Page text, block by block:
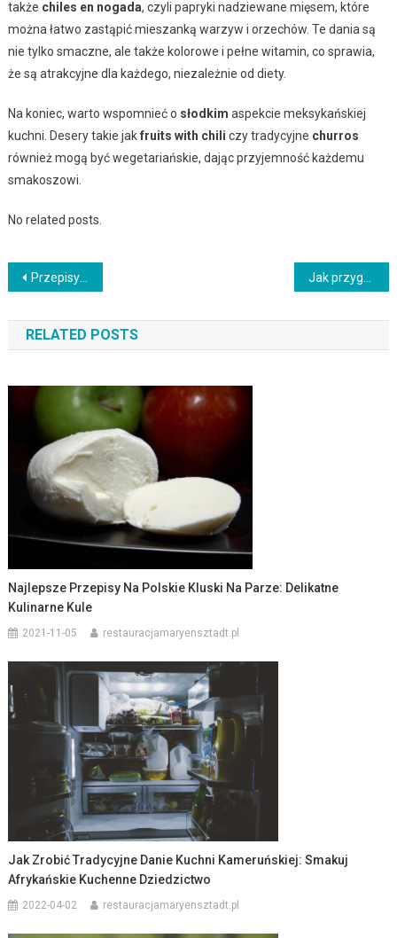
także chiles en nogada, czyli papryki nadziewane mięsem, które
można łatwo zastąpić mieszanką warzyw i orzechów. Te dania są
nie tylko smaczne, ale także kolorowe i pełne witamin, co sprawia,
że są atrakcyjne dla każdego, niezależnie od diety.
Na koniec, warto wspomnieć o słodkim aspekcie meksykańskiej
kuchni. Desery takie jakfruits with chili czy tradycyjne churros
również mogą być wegetariańskie, dając przyjemność każdemu
smakoszowi.
No related posts.
Nawigacja
wpisu
Przepisy na afrykańskie desery: Słodkie rozkosze z czarnego kontynentu
RELATED POSTS
Najlepsze Przepisy Na Polskie Kluski Na Parze: Delikatne
Kulinarne Kule
2021-11-05 restauracjamaryensztadt.pl
Jak Zrobić Tradycyjne Danie Kuchni Kameruńskiej: Smakuj
Afrykańskie Kuchenne Dziedzictwo
2022-04-02 restauracjamaryensztadt.pl